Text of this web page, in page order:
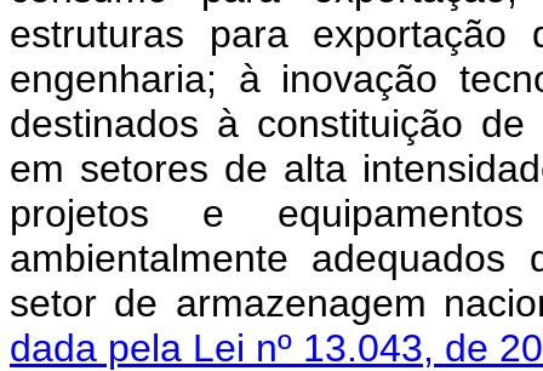
estruturas para
engenharia; à inovação
destinados à constituição
em setores de alta
projetos e
ambientalmente
setor de armazenagem
dada pela Lei nº 13.043, de